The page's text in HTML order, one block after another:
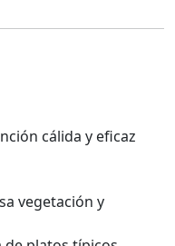
cálida y eficaz
vegetación y